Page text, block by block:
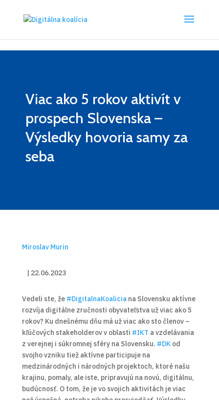
Viac ako 5 rokov aktivít v
prospech Slovenska –
Výsledky hovoria samy za
seba
Miroslav Murin
| 22.06.2023
Vedeli ste, že #DigitalnaKoaliciana Slovensku aktívne
rozvíja digitálne zručnosti obyvateľstva už viac ako 5
rokov? Ku dnešnému dňu má už viac ako sto členov –
kľúčových stakeholderov v oblasti #IKT a vzdelávania
z verejnej i súkromnej sféry na Slovensku. #DKod
svojho vzniku tiež aktívne participuje na
medzinárodných i národných projektoch, ktoré našu
krajinu, pomaly, ale iste, pripravujú na novú, digitálnu,
budúcnosť. O tom, že je vo svojich aktivitách je viac